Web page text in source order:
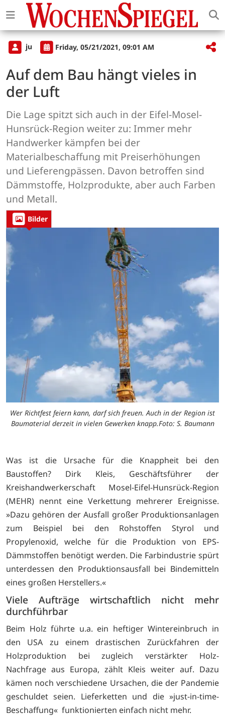
ju Friday, 05/21/2021, 09:01 AM
Auf dem Bau hängt vieles in
der Luft
Die Lage spitzt sich auch in der Eifel-Mosel-
Hunsrück-Region weiter zu: Immer mehr
Handwerker kämpfen bei der
Materialbeschaffung mit Preiserhöhungen
und Lieferengpässen. Davon betroffen sind
Dämmstoffe, Holzprodukte, aber auch Farben
und Metall.
Bilder
Wer Richtfest feiern kann, darf sich freuen. Auch in der Region ist
Baumaterial derzeit in vielen Gewerken knapp.Foto: S. Baumann
Was ist die Ursache für die Knappheit bei den
Baustoffen? Dirk Kleis, Geschäftsführer der
Kreishandwerkerschaft Mosel-Eifel-Hunsrück-Region
(MEHR) nennt eine Verkettung mehrerer Ereignisse.
»Dazu gehören der Ausfall großer Produktionsanlagen
zum Beispiel bei den Rohstoffen Styrol und
Propylenoxid, welche für die Produktion von EPS-
Dämmstoffen benötigt werden. Die Farbindustrie spürt
unterdessen den Produktionsausfall bei Bindemitteln
eines großen Herstellers.«
Viele Aufträge wirtschaftlich nicht mehr
durchführbar
Beim Holz führte u.a. ein heftiger Wintereinbruch in
den USA zu einem drastischen Zurückfahren der
Holzproduktion bei zugleich verstärkter Holz-
Nachfrage aus Europa, zählt Kleis weiter auf. Dazu
kämen noch verschiedene Ursachen, die der Pandemie
geschuldet seien. Lieferketten und die »just-in-time-
Beschaffung« funktionierten einfach nicht mehr.